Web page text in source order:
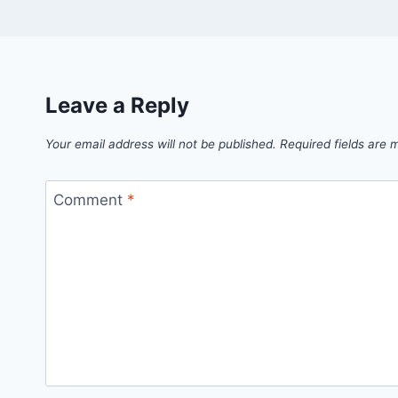
Leave a Reply
Your email address will not be published. Required fields are
Comment *